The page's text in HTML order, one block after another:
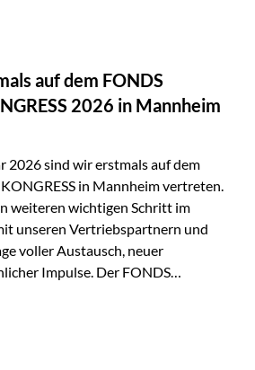
Berechtigung und ihre Stärken
ETFs: Effizient, breit
auf dem FONDS
2026 in Mannheim
2026 sind wir erstmals auf dem
in Mannheim vertreten.
weiteren wichtigen Schritt im
unseren Vertriebspartnern und
voller Austausch, neuer
Impulse. Der FONDS
und Versicherungsprofis im